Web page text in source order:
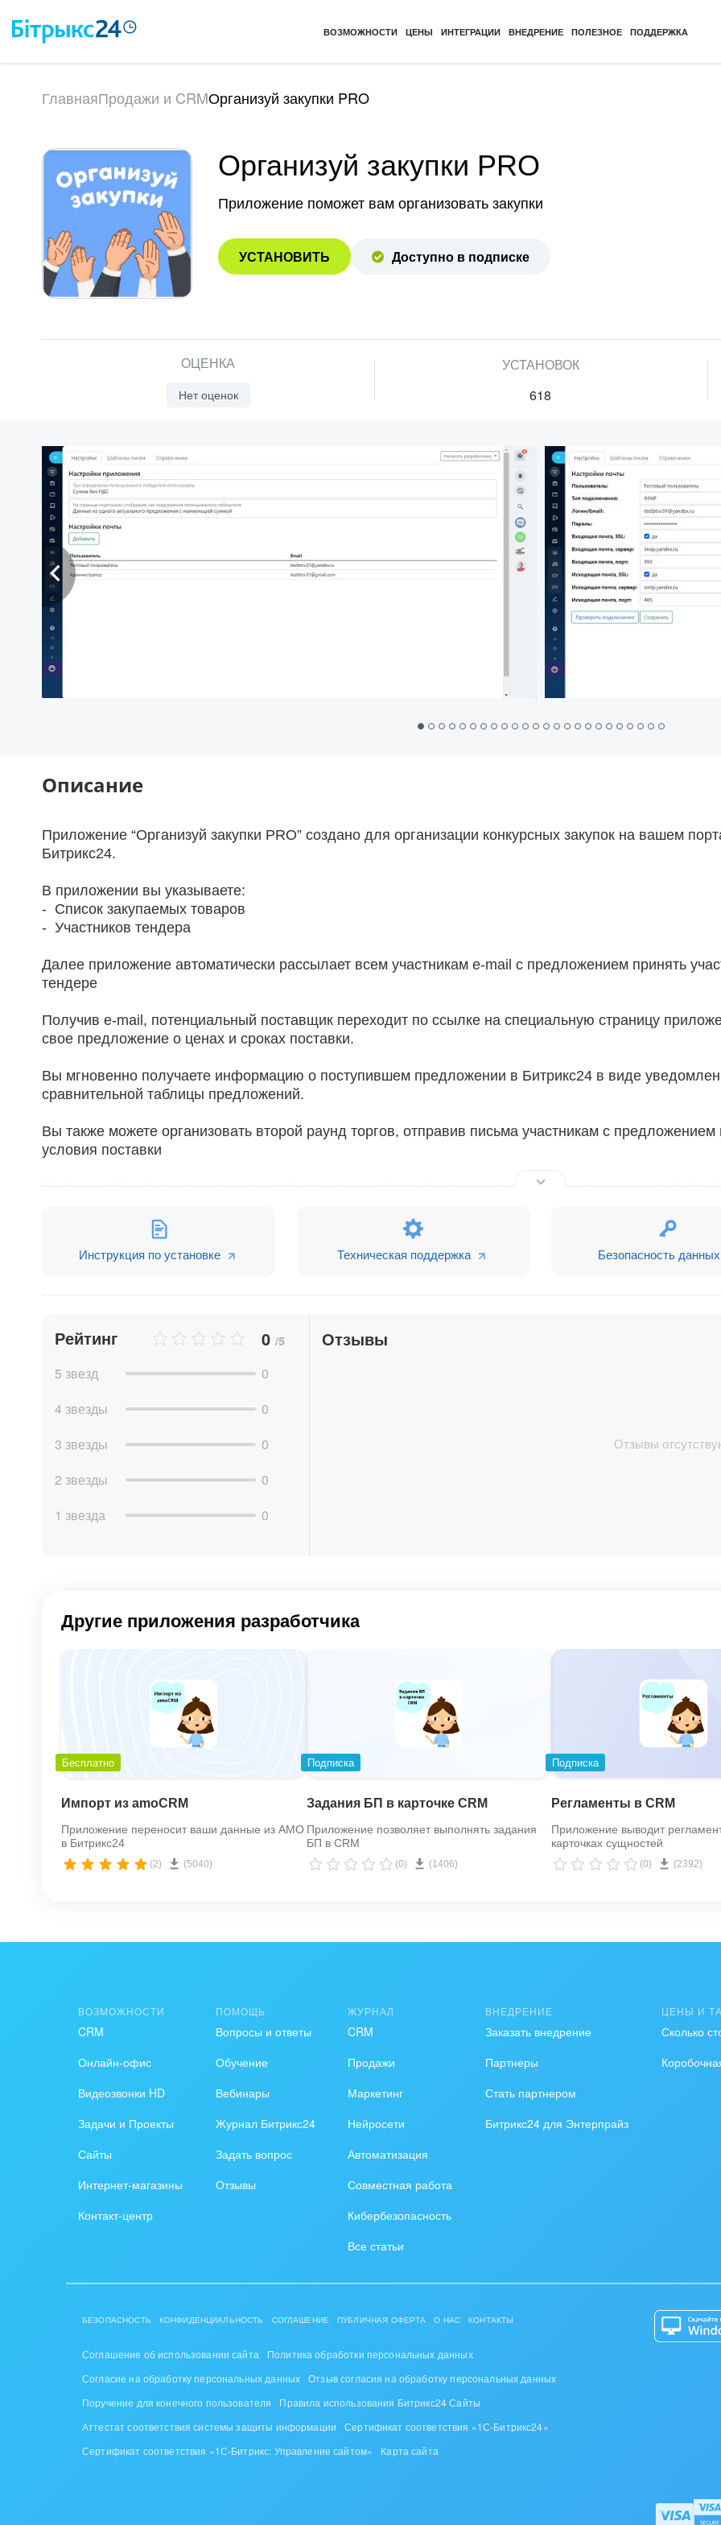
ВОЗМОЖНОСТИ ЦЕНЫ ИНТЕГРАЦИИ ВНЕДРЕНИЕ ПОЛЕЗНОЕ ПОДДЕРЖКА
ГлавнаяПродажи и CRMОрганизуй закупки PRO
Организуй закупки PRO
Приложение поможет вам организовать закупки
УСТАНОВИТЬ Доступно в подписке
ОЦЕНКА
Нет оценок
УСТАНОВОК
618
Описание
Приложение “Организуй закупки PRO” создано для организации конкурсных закупок на вашем
Битрикс24.
В приложении вы указываете:
- Список закупаемых товаров
- Участников тендера
Далее приложение автоматически рассылает всем участникам e-mail с предложением принять
тендере
Получив e-mail, потенциальный поставщик переходит по ссылке на специальную страницу
свое предложение о ценах и сроках поставки.
Вы мгновенно получаете информацию о поступившем предложении в Битрикс24 в виде
сравнительной таблицы предложений.
Вы также можете организовать второй раунд торгов, отправив письма участникам с предложением
условия поставки
Выбрав победителя тендера, вы автоматически отправите письма всем участникам с результатом
Настройке приложения доступна
Инструкция по установке Техническая поддержка Безопасность данных
Рейтинг 0 /5
5 звезд
0
4 звезды
0
3 звезды
0
2 звезды
0
1 звезда
0
Отзывы
Отзывы
Другие приложения разработчика
Бесплатно
Импорт из amoCRM
Приложение переносит ваши данные из AMO
в Битрикс24
(2) (5040)
Подписка
Задания БП в карточке CRM
Приложение позволяет выполнять задания
БП в CRM
(0) (1406)
Подписка
Регламенты в CRM
Приложение выводит
карточках сущностей
(0) (2392)
ВОЗМОЖНОСТИ
CRM
Онлайн-офис
Видеозвонки HD
Задачи и Проекты
Сайты
Интернет-магазины
Контакт-центр
ПОМОЩЬ
Вопросы и ответы
Обучение
Вебинары
Журнал Битрикс24
Задать вопрос
Отзывы
ЖУРНАЛ
CRM
Продажи
Маркетинг
Нейросети
Автоматизация
Совместная работа
Кибербезопасность
Все статьи
ВНЕДРЕНИЕ
Заказать внедрение
Партнеры
Стать партнером
Битрикс24 для Энтерпрайз
ЦЕНЫ И
Сколько
БЕЗОПАСНОСТЬ КОНФИДЕНЦИАЛЬНОСТЬ СОГЛАШЕНИЕ ПУБЛИЧНАЯ ОФЕРТА О НАС КОНТАКТЫ
Соглашение об использовании сайта
Политика обработки персональных данных
Согласие на обработку персональных данных Отзыв согласия на обработку персональных данных
Поручение для конечного пользователя
Правила использования Битрикс24 Сайты
Аттестат соответствия системы защиты информации
Сертификат соответствия «1С-Битрикс24»
Сертификат соответствия «1С-Битрикс: Управление сайтом»
Карта сайта